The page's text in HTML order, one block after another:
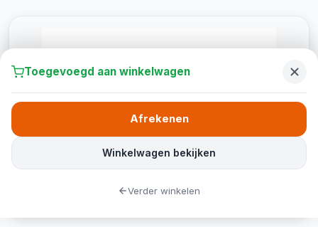
Toegevoegd aan winkelwagen
Winkelwagen bekijken
Afrekenen
Verder winkelen